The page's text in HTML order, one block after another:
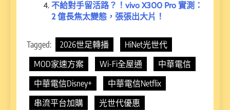
不給對手留活路？！vivo X300 Pro 實測：
2 億長焦太變態，張張出大片！
Tagged: 2026世足轉播
HiNet光世代
MOD家速方案
Wi-Fi全屋通
中華電信
中華電信Disney+
中華電信Netflix
串流平台加購
光世代優惠